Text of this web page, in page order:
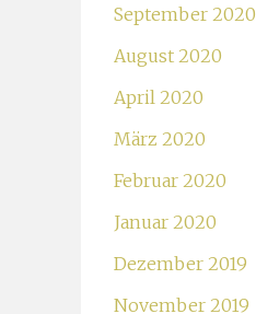
September 2020
August 2020
April 2020
März 2020
Februar 2020
Januar 2020
Dezember 2019
November 2019